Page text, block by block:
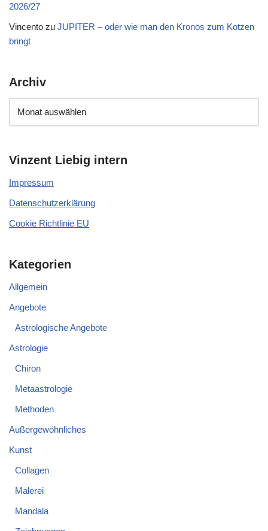
2026/27
Vincento zu JUPITER – oder wie man den Kronos zum Kotzen
bringt
Archiv
Vinzent Liebig intern
Impressum
Datenschutzerklärung
Cookie Richtlinie EU
Kategorien
Allgemein
Angebote
Astrologische Angebote
Astrologie
Chiron
Metaastrologie
Methoden
Außergewöhnliches
Kunst
Collagen
Malerei
Mandala